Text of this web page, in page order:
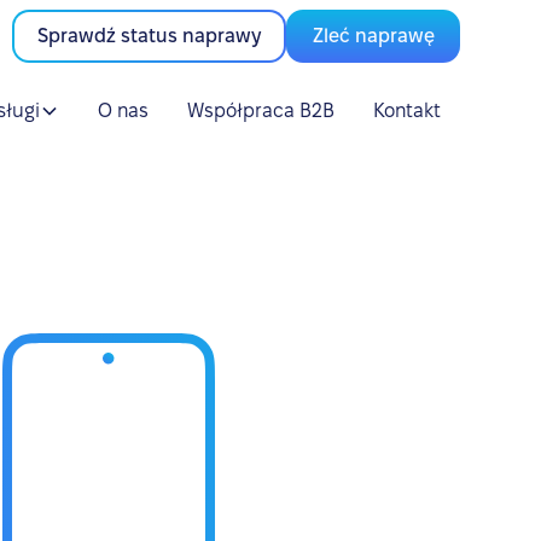
Sprawdź status naprawy Zleć naprawę
O nas Współpraca B2B Kontakt